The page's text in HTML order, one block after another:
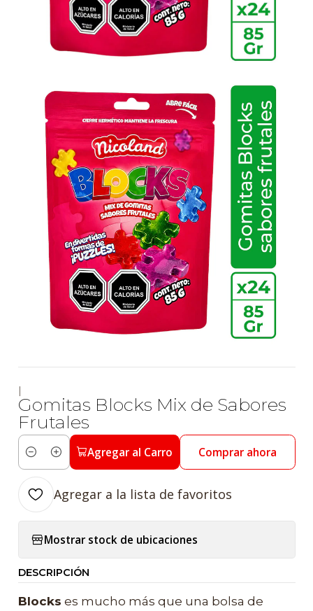
|
Gomitas Blocks Mix de Sabores
Frutales
Cantidad
Agregar al Carro Comprar ahora
Agregar a la lista de favoritos
Mostrar stock de ubicaciones
DESCRIPCIÓN
Blocks es mucho más que una bolsa de